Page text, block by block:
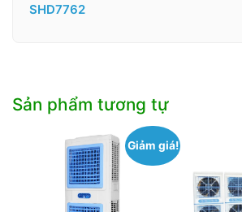
SHD7762
Sản phẩm tương tự
Giảm giá!